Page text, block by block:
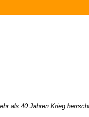
als 40 Jahren Krieg